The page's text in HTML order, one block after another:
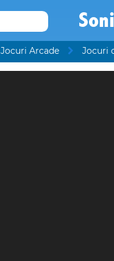
Jocuri Arcade Jocuri